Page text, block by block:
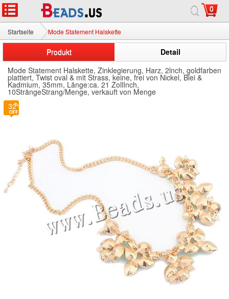
0
Startseite Mode Statement Halskette
Produkt
Detail
Mode Statement Halskette, Zinklegierung, Harz, 2lnch, goldfarben
plattiert, Twist oval & mit Strass, keine, frei von Nickel, Blei &
Kadmium, 35mm, Länge:ca. 21 ZollInch,
10SträngeStrang/Menge, verkauft von Menge